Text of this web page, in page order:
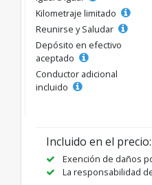
Kilometraje limitado
Reunirse y Saludar
Depósito en efectivo
aceptado
Conductor adicional
incluido
Incluido en el precio:
Exención de daños
La responsabilidad